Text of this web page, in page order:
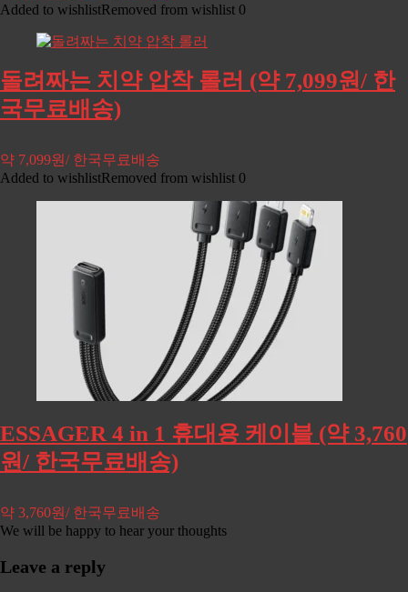
Added to wishlistRemoved from wishlist 0
돌려짜는 치약 압착 롤러 (약 7,099원/ 한
국무료배송)
약 7,099원/ 한국무료배송
Added to wishlistRemoved from wishlist 0
ESSAGER 4 in 1 휴대용 케이블 (약 3,760
원/ 한국무료배송)
약 3,760원/ 한국무료배송
We will be happy to hear your thoughts
Leave a reply